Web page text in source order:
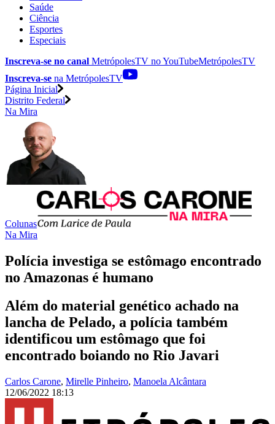
Saúde
Ciência
Esportes
Especiais
Inscreva-se no canal MetrópolesTV noYouTubeMetrópolesTV
Inscreva-se na MetrópolesTV
Página Inicial
Distrito Federal
Na Mira
Colunas
Na Mira
Polícia investiga se estômago encontrado
no Amazonas é humano
Além do material genético achado na
lancha de Pelado, a polícia também
identificou um estômago que foi
encontrado boiando no Rio Javari
Carlos Carone, Mirelle Pinheiro, Manoela Alcântara
12/06/2022 18:13